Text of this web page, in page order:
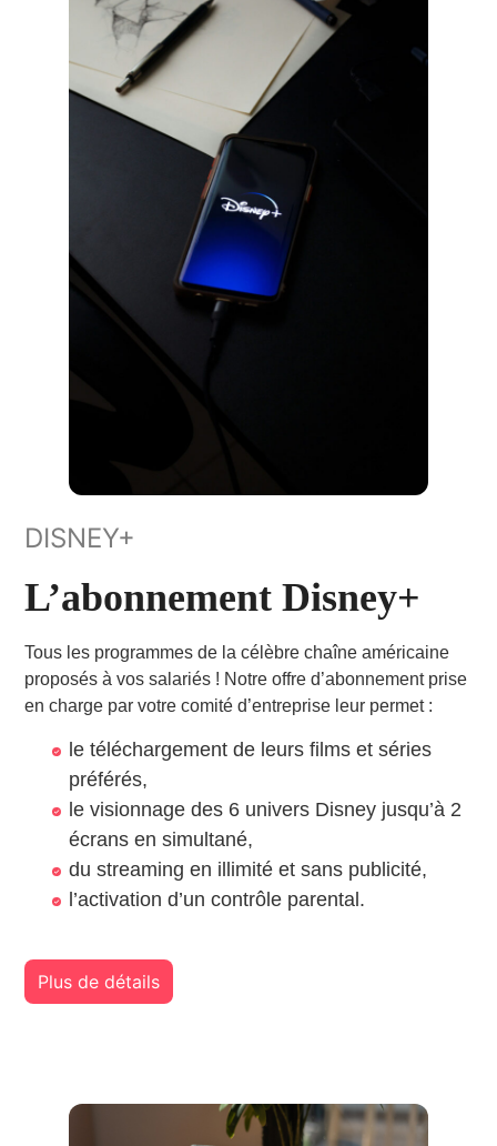
DISNEY+
L’abonnement Disney+
Tous les programmes de la célèbre chaîne américaine
proposés à vos salariés ! Notre offre d’abonnement prise
en charge par votre comité d’entreprise leur permet :
le téléchargement de leurs films et séries
préférés,
le visionnage des 6 univers Disney jusqu’à 2
écrans en simultané,
du streaming en illimité et sans publicité,
l’activation d’un contrôle parental.
Plus de détails